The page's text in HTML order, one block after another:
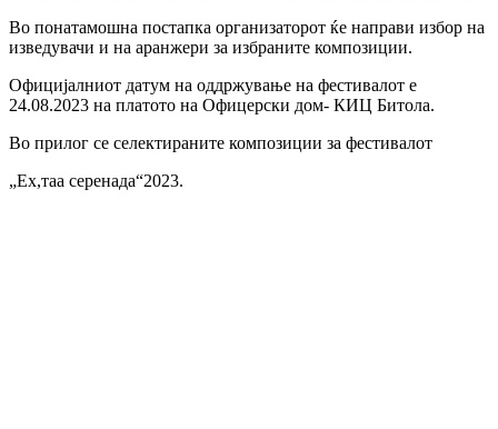
Во понатамошна постапка организаторот ќе направи избор на
изведувачи и на аранжери за избраните композиции.
Официјалниот датум на оддржување на фестивалот е
24.08.2023 на платото на Офицерски дом- КИЦ Битола.
Во прилог се селектираните композиции за фестивалот
„Ех,таа серенада“2023.